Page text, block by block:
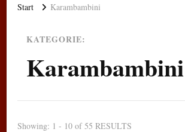
Start Karambambini
KATEGORIE:
Karambambini
Showing: 1 - 10 of 55 RESULTS